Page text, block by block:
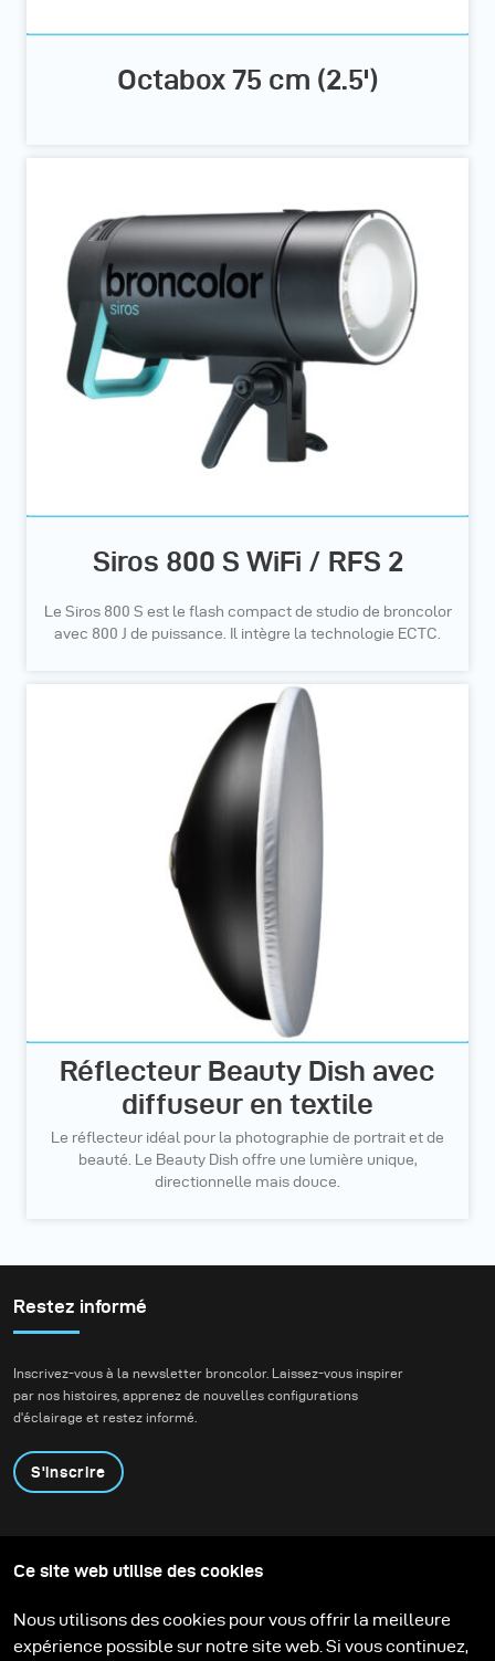
Octabox 75 cm (2.5')
Siros 800 S WiFi / RFS 2
Le Siros 800 S est le flash compact de studio de broncolor
avec 800 J de puissance. Il intègre la technologie ECTC.
Réflecteur Beauty Dish avec
diffuseur en textile
Le réflecteur idéal pour la photographie de portrait et de
beauté. Le Beauty Dish offre une lumière unique,
directionnelle mais douce.
Restez informé
Inscrivez-vous à la newsletter broncolor. Laissez-vous inspirer
par nos histoires, apprenez de nouvelles configurations
d'éclairage et restez informé.
S'inscrire
Contactez-nous
Technologies
Support
Carrière
Media Center
Ce site web utilise des cookies
Nous utilisons des cookies pour vous offrir la meilleure
expérience possible sur notre site web. Si vous continuez,